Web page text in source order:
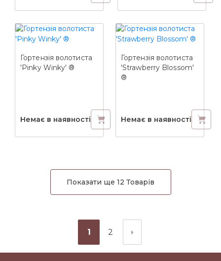
Гортензія волотиста
'Pinky Winky' ®
Немає в наявності
Гортензія волотиста
'Strawberry Blossom'
®
Немає в наявності
Показати ще 12 Товарів
1 2